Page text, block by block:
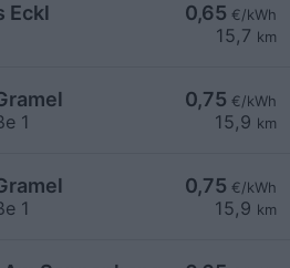
0,65 €/kWh
15,7 km
Eckl
0,75 €/kWh
15,9 km
1
0,75 €/kWh
15,9 km
1